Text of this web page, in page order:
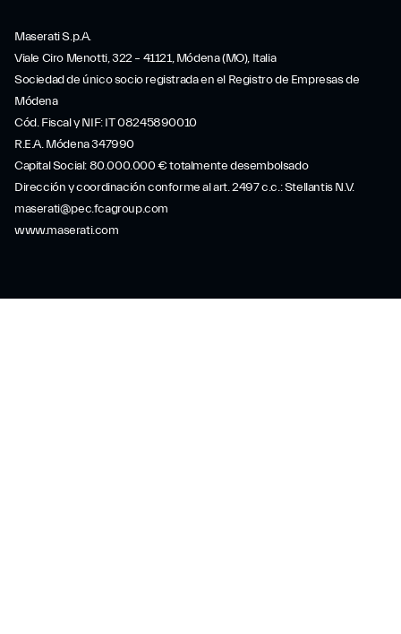
Maserati S.p.A.
Viale Ciro Menotti, 322 – 41121, Módena (MO), Italia
Sociedad de único socio registrada en el Registro de Empresas de
Módena
Cód. Fiscal y NIF: IT 08245890010
R.E.A. Módena 347990
Capital Social: 80.000.000 € totalmente desembolsado
Dirección y coordinación conforme al art. 2497 c.c.: Stellantis N.V.
maserati@pec.fcagroup.com
www.maserati.com